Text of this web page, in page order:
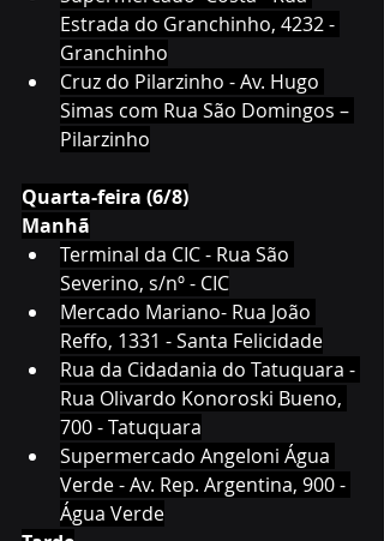
Estrada do Granchinho, 4232 -
Granchinho
Cruz do Pilarzinho - Av. Hugo
Simas com Rua São Domingos –
Pilarzinho
Quarta-feira (6/8)
Manhã
Terminal da CIC - Rua São
Severino, s/nº - CIC
Mercado Mariano- Rua João
Reffo, 1331 - Santa Felicidade
Rua da Cidadania do Tatuquara -
Rua Olivardo Konoroski Bueno,
700 - Tatuquara
Supermercado Angeloni Água
Verde - Av. Rep. Argentina, 900 -
Água Verde